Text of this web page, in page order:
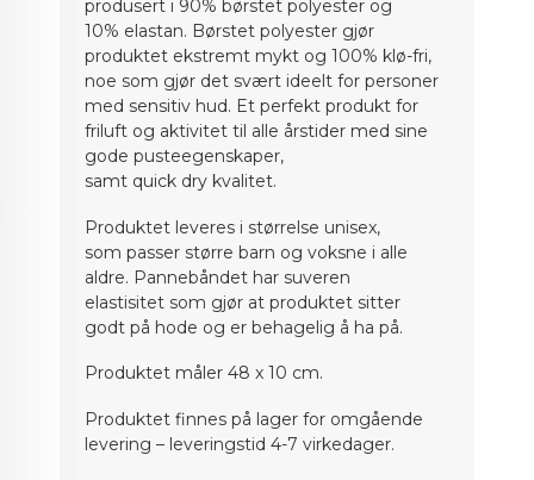
produsert i 90%børstet polyester og
10% elastan. Børstet polyester gjør
produktet ekstremt mykt og 100% klø-fri,
noe som gjør det svært ideelt for personer
med sensitiv hud. Et perfekt produkt for
friluft og aktivitet til alle årstider med sine
gode pusteegenskaper,
samt quick dry kvalitet.
Produktet leveres i størrelse unisex,
som passer større barn ogvoksne i alle
aldre. Pannebåndet har suveren
elastisitet som gjør at produktet sitter
godt på hode og er behagelig å ha på.
Produktet måler48 x 10 cm.
Produktet finnes på lager for omgående
levering – leveringstid4-7 virkedager.